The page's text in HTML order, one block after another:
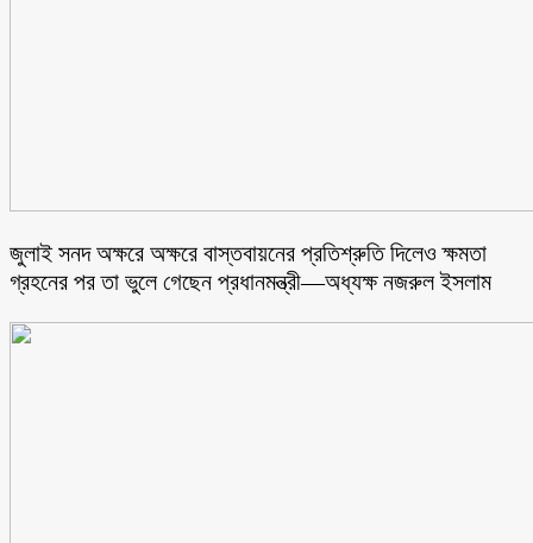
জুলাই সনদ অক্ষরে অক্ষরে বাস্তবায়নের প্রতিশ্রুতি দিলেও ক্ষমতা
গ্রহনের পর তা ভুলে গেছেন প্রধানমন্ত্রী—অধ্যক্ষ নজরুল ইসলাম